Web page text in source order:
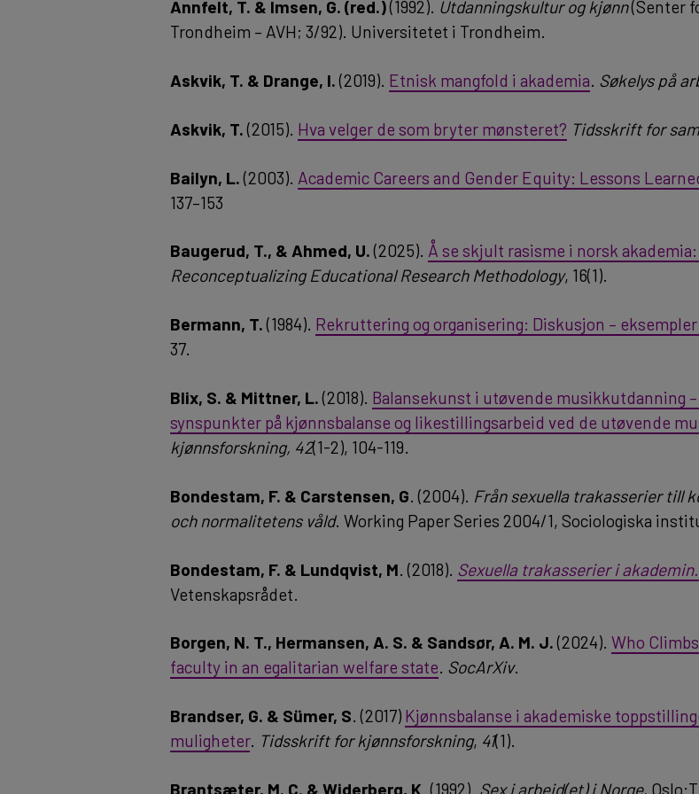
Annfelt, T. & Imsen, G. (red.)(1992). Utdanningskultur og kjønn(Senter
Trondheim – AVH; 3/92). Universitetet i Trondheim.
Askvik, T. & Drange, I.(2019). Etnisk mangfold i akademia. Søkelys på
Askvik, T.(2015). Hva velger de som bryter mønsteret? Tidsskrift for
Bailyn, L.(2003). Academic Careers and Gender Equity: Lessons
137–153
Baugerud, T., & Ahmed, U.(2025). Å se skjult rasisme i norsk
Reconceptualizing Educational Research Methodology, 16(1).
Bermann, T.(1984). Rekruttering og organisering: Diskusjon –
37.
Blix, S. & Mittner, L.(2018). Balansekunst i utøvende musikkutdanning
synspunkter på kjønnsbalanse og likestillingsarbeid ved de utøvende
kjønnsforskning, 42(1-2), 104-119.
Bondestam, F. & Carstensen, G. (2004). Från sexuella trakasserier till
och normalitetens våld. Working Paper Series 2004/1, Sociologiska
Bondestam, F. & Lundqvist, M . (2018). Sexuella trakasserier i
Vetenskapsrådet.
Borgen, N. T., Hermansen, A. S. & Sandsør, A. M. J.(2024). Who
faculty in an egalitarian welfare state. SocArXiv.
Brandser, G. & Sümer, S. (2017) Kjønnsbalanse i akademiske
muligheter. Tidsskrift for kjønnsforskning, 41(1).
Brantsæter, M. C. & Widerberg, K . (1992). Sex i arbeid(et) i Norge,